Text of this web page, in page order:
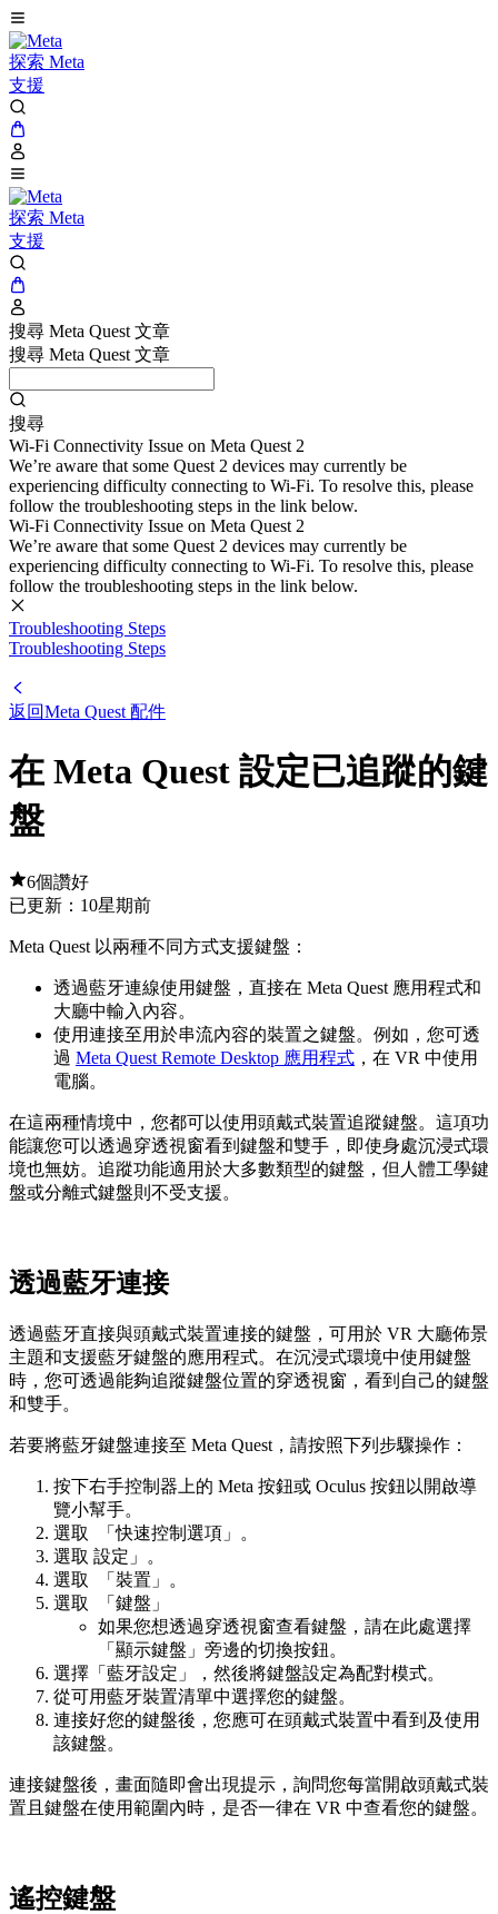
探索 Meta
支援
探索 Meta
支援
搜尋 Meta Quest 文章
搜尋 Meta Quest 文章
搜尋
Wi-Fi Connectivity Issue on Meta Quest 2
We’re aware that some Quest 2 devices may currently be
experiencing difficulty connecting to Wi-Fi. To resolve this, please
follow the troubleshooting steps in the link below.
Wi-Fi Connectivity Issue on Meta Quest 2
We’re aware that some Quest 2 devices may currently be
experiencing difficulty connecting to Wi-Fi. To resolve this, please
follow the troubleshooting steps in the link below.
Troubleshooting Steps
Troubleshooting Steps
返回Meta Quest 配件
在 Meta Quest 設定已追蹤的鍵
盤
6個讚好
已更新： 10星期前
Meta Quest 以兩種不同方式支援鍵盤：
透過藍牙連線使用鍵盤，直接在 Meta Quest 應用程式和
大廳中輸入內容。
使用連接至用於串流內容的裝置之鍵盤。例如，您可透
過 Meta Quest Remote Desktop 應用程式 ，在 VR 中使用
電腦。
在這兩種情境中，您都可以使用頭戴式裝置追蹤鍵盤。這項功
能讓您可以透過穿透視窗看到鍵盤和雙手，即使身處沉浸式環
境也無妨。追蹤功能適用於大多數類型的鍵盤，但人體工學鍵
盤或分離式鍵盤則不受支援。
透過藍牙連接
透過藍牙直接與頭戴式裝置連接的鍵盤，可用於 VR 大廳佈景
主題和支援藍牙鍵盤的應用程式。在沉浸式環境中使用鍵盤
時，您可透過能夠追蹤鍵盤位置的穿透視窗，看到自己的鍵盤
和雙手。
若要將藍牙鍵盤連接至 Meta Quest，請按照下列步驟操作：
按下右手控制器上的 Meta 按鈕或 Oculus 按鈕 以開啟導
覽小幫手。
選取
「快速控制選項 」。
選取 設定 」。
選取
「 裝置 」。
選取
「 鍵盤 」
如果您想透過穿透視窗查看鍵盤，請在此處選擇
「 顯示鍵盤 」旁邊的切換按鈕。
選擇「 藍牙設定 」，然後將鍵盤設定為配對模式。
從可用藍牙裝置清單中選擇您的鍵盤。
連接好您的鍵盤後，您應可在頭戴式裝置中看到及使用
該鍵盤。
連接鍵盤後，畫面隨即會出現提示，詢問您每當開啟頭戴式裝
置且鍵盤在使用範圍內時，是否一律在 VR 中查看您的鍵盤。
遙控鍵盤